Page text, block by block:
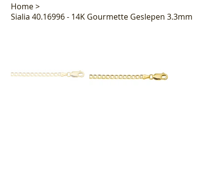
Home>
Sialia 40.16996 - 14K Gourmette Geslepen 3.3mm